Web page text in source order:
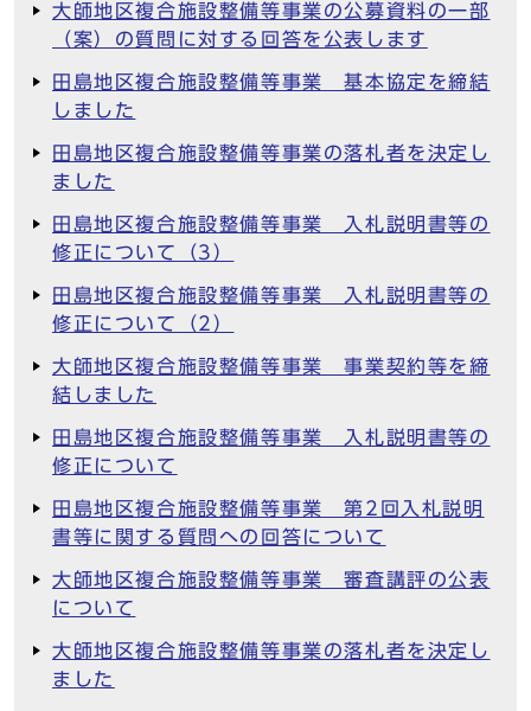
大師地区複合施設整備等事業の公募資料の一部
（案）の質問に対する回答を公表します
田島地区複合施設整備等事業 基本協定を締結
しました
田島地区複合施設整備等事業の落札者を決定し
ました
田島地区複合施設整備等事業 入札説明書等の
修正について（3）
田島地区複合施設整備等事業 入札説明書等の
修正について（2）
大師地区複合施設整備等事業 事業契約等を締
結しました
田島地区複合施設整備等事業 入札説明書等の
修正について
田島地区複合施設整備等事業 第2回入札説明
書等に関する質問への回答について
大師地区複合施設整備等事業 審査講評の公表
について
大師地区複合施設整備等事業の落札者を決定し
ました